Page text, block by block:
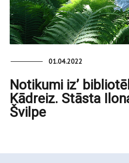
01.04.2022
Notikumi iz’
Kādreiz. Stāsta
Švilpe